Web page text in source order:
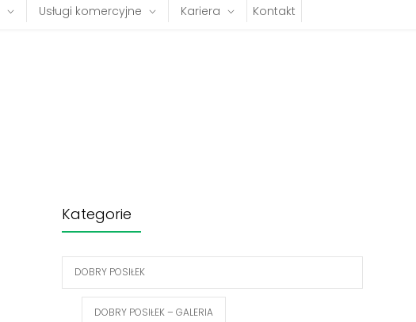
Usługi komercyjne Kariera Kontakt
Kategorie
DOBRY POSIŁEK
DOBRY POSIŁEK – GALERIA